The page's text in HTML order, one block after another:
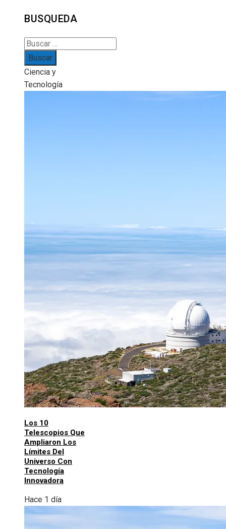
BUSQUEDA
Buscar:
Ciencia y
Tecnología
Los 10
Telescopios Que
Ampliaron Los
Límites Del
Universo Con
Tecnología
Innovadora
Hace 1 día